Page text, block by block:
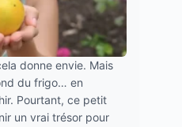
donne envie. Mais
du frigo… en
Pourtant, ce petit
un vrai trésor pour